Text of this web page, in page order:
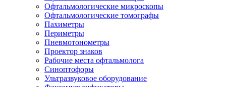
Офтальмологические микроскопы
Офтальмологические томографы
Пахиметры
Периметры
Пневмотонометры
Проектор знаков
Рабочие места офтальмолога
Синоптофоры
Ультразвуковое оборудование